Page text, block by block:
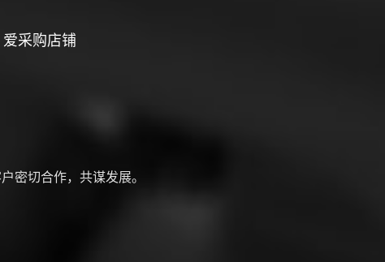
爱采购店铺
密切合作，共谋发展。